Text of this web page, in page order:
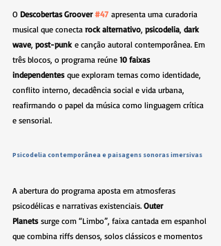
O Descobertas Groover #47 apresenta uma curadoria
musical que conecta rock alternativo, psicodelia, dark
wave, post-punk e canção autoral contemporânea. Em
três blocos, o programa reúne 10 faixas
independentes que exploram temas como identidade,
conflito interno, decadência social e vida urbana,
reafirmando o papel da música como linguagem crítica
e sensorial.
Psicodelia contemporânea e paisagens sonoras imersivas
A abertura do programa aposta em atmosferas
psicodélicas e narrativas existenciais. Outer
Planets surge com “Limbo”, faixa cantada em espanhol
que combina riffs densos, solos clássicos e momentos